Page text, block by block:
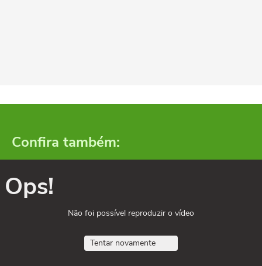
Confira também:
Ops!
Não foi possível reproduzir o vídeo
Tentar novamente